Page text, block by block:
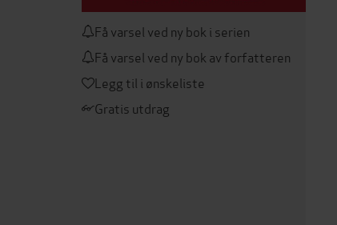
Få varsel ved ny bok i serien
Få varsel ved ny bok av forfatteren
Legg til i ønskeliste
Gratis utdrag